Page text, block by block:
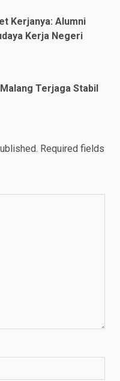
Kerjanya: Alumni
Kerja Negeri
Terjaga Stabil
Required fields